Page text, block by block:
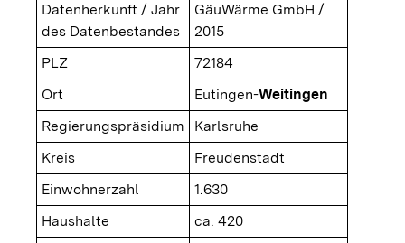
Datenherkunft / Jahr
des Datenbestandes
GäuWärme GmbH /
2015
PLZ
72184
Ort
Eutingen-Weitingen
Regierungspräsidium
Karlsruhe
Kreis
Freudenstadt
Einwohnerzahl
1.630
Haushalte
ca. 420